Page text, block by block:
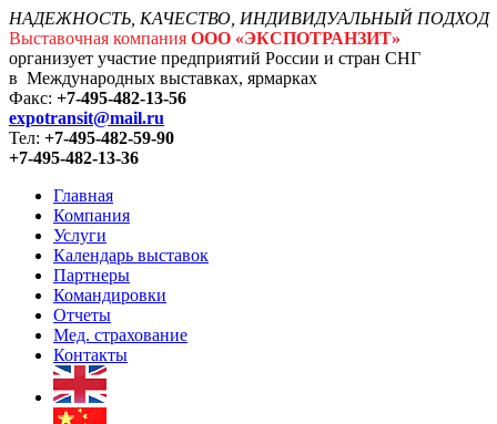
НАДЕЖНОСТЬ, КАЧЕСТВО, ИНДИВИДУАЛЬНЫЙ ПОДХОД
Выставочная компания ООО «ЭКСПОТРАНЗИТ»
организует участие предприятий России и стран СНГ
в Международных выставках, ярмарках
Факс: +7-495-482-13-56
expotransit@mail.ru
Тел: +7-495-482-59-90
+7-495-482-13-36
Главная
Компания
Услуги
Календарь выставок
Партнеры
Командировки
Отчеты
Мед. страхование
Контакты